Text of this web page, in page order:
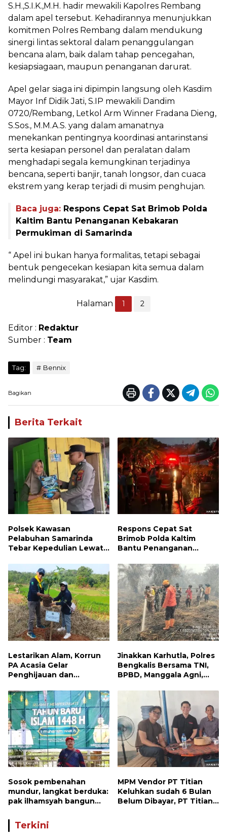
S.H.,S.I.K.,M.H. hadir mewakili Kapolres Rembang
dalam apel tersebut. Kehadirannya menunjukkan
komitmen Polres Rembang dalam mendukung
sinergi lintas sektoral dalam penanggulangan
bencana alam, baik dalam tahap pencegahan,
kesiapsiagaan, maupun penanganan darurat.
Apel gelar siaga ini dipimpin langsung oleh Kasdim
Mayor Inf Didik Jati, S.IP mewakili Dandim
0720/Rembang, Letkol Arm Winner Fradana Dieng,
S.Sos., M.M.A.S. yang dalam amanatnya
menekankan pentingnya koordinasi antarinstansi
serta kesiapan personel dan peralatan dalam
menghadapi segala kemungkinan terjadinya
bencana, seperti banjir, tanah longsor, dan cuaca
ekstrem yang kerap terjadi di musim penghujan.
Baca juga: Respons Cepat Sat Brimob Polda
Kaltim Bantu Penanganan Kebakaran
Permukiman di Samarinda
“ Apel ini bukan hanya formalitas, tetapi sebagai
bentuk pengecekan kesiapan kita semua dalam
melindungi masyarakat,” ujar Kasdim.
Halaman 1 2
Editor : Redaktur
Sumber : Team
Tag: Bennix
Bagikan
Berita Terkait
Polsek Kawasan
Pelabuhan Samarinda
Tebar Kepedulian Lewat
Sungai Dama Terima
Bantuan Sosial
Respons Cepat Sat
Brimob Polda Kaltim
Bantu Penanganan
Samarinda
Lestarikan Alam, Korrun
PA Acasia Gelar
Penghijauan dan
Wujudkan Kepedulian
Lingkungan
Jinakkan Karhutla, Polres
Bengkalis Bersama TNI,
BPBD, Manggala Agni,
Berjibaku di Siak Kecil
dan Mandau
Sosok pembenahan
mundur, langkat berduka:
pak ilhamsyah bangun
dunia pendidikan kita
MPM Vendor PT Titian
Keluhkan sudah 6 Bulan
Belum Dibayar, PT Titian
Terkini